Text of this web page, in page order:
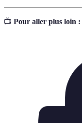
📺 Pour aller plus loin :